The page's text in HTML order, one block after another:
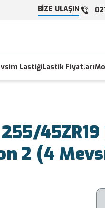
BİZE ULAŞIN
LastiğiLastik Fiyatları
2 (4